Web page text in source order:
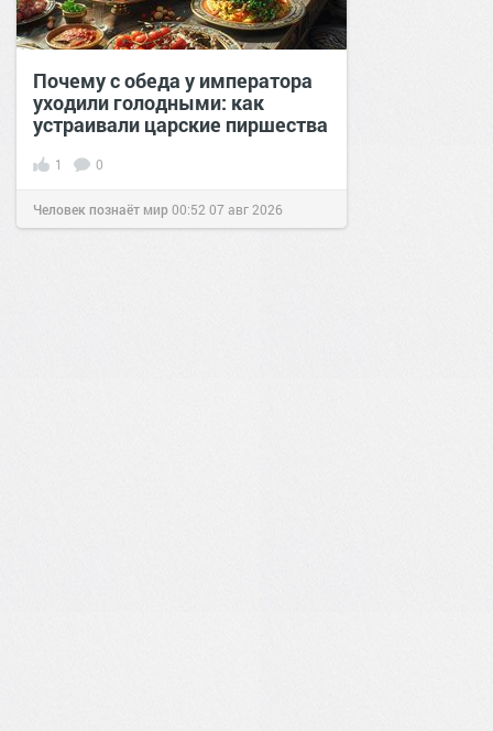
Почему с обеда у императора
уходили голодными: как
устраивали царские пиршества
1 0
Человек познаёт мир00:52 07 авг 2026